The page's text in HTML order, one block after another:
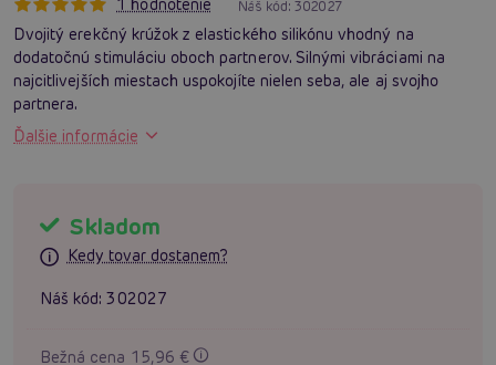
Náš kód:302027
Dvojitý erekčný krúžok z elastického silikónu vhodný na
dodatočnú stimuláciu oboch partnerov. Silnými vibráciami na
najcitlivejších miestach uspokojíte nielen seba, ale aj svojho
partnera.
Ďalšie informácie
Skladom
Kedy tovar dostanem?
Náš kód: 302027
Bežná cena 15,96 €